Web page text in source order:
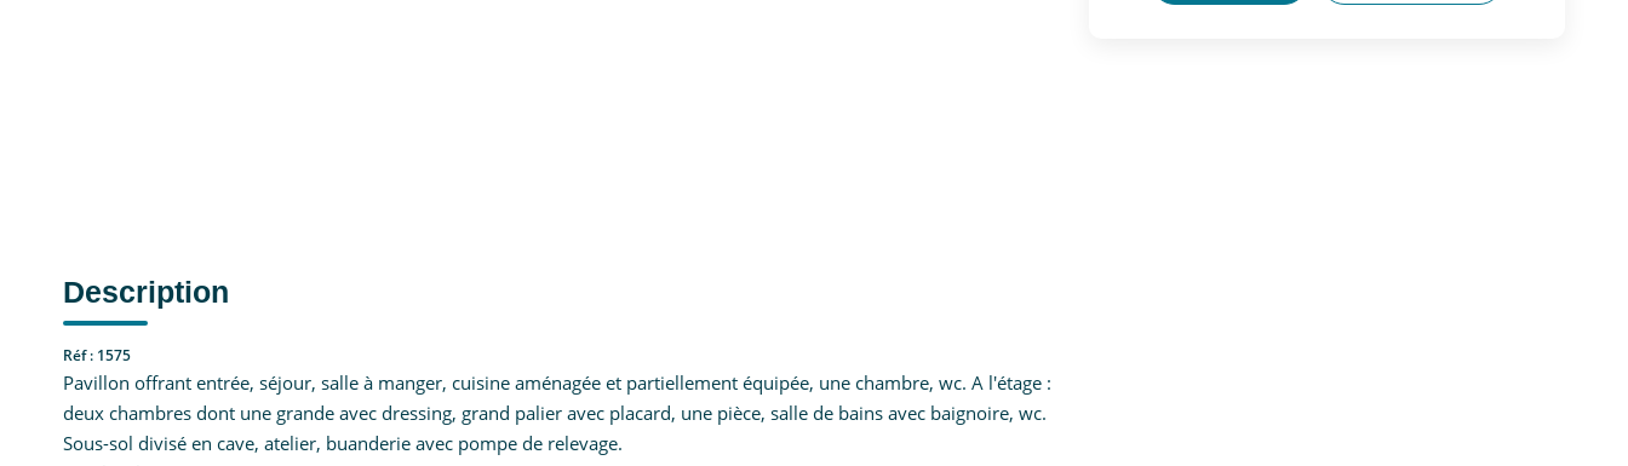
Description
Réf : 1575
Pavillon offrant entrée, séjour, salle à manger, cuisine aménagée et partiellement équipée, une chambre, wc. A l'étage :
deux chambres dont une grande avec dressing, grand palier avec placard, une pièce, salle de bains avec baignoire, wc.
Sous-sol divisé en cave, atelier, buanderie avec pompe de relevage.